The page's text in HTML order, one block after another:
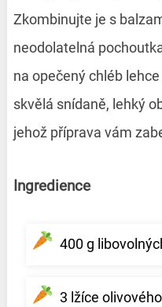
Zkombinujte je s
neodolatelná
na opečený chléb
skvělá snídaně, lehký
jehož příprava vám
Ingredience
400 g
3 lžíce